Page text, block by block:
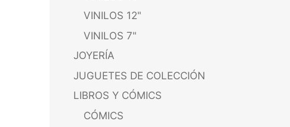
VINILOS 12"
VINILOS 7"
JOYERÍA
JUGUETES DE COLECCIÓN
LIBROS Y CÓMICS
CÓMICS